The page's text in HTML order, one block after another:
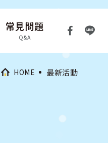
常見問題
Q&A
HOME 最新活動